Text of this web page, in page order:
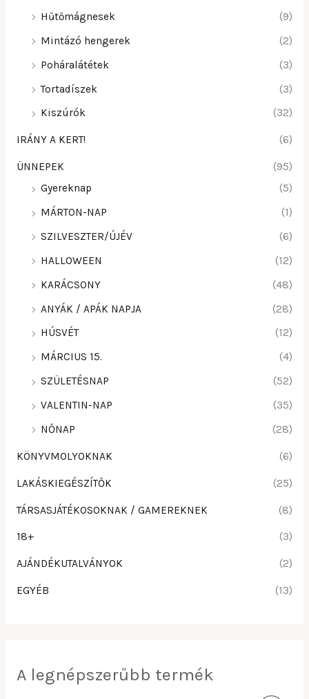
Hűtőmágnesek
(9)
Mintázó hengerek
(2)
Poháralátétek
(3)
Tortadíszek
(3)
Kiszúrók
(32)
IRÁNY A KERT! (6)
ÜNNEPEK
(95)
Gyereknap
(5)
MÁRTON-NAP
(1)
SZILVESZTER/ÚJÉV
(6)
HALLOWEEN
(12)
KARÁCSONY
(48)
ANYÁK / APÁK NAPJA
(28)
HÚSVÉT
(12)
MÁRCIUS 15.
(4)
SZÜLETÉSNAP
(52)
VALENTIN-NAP
(35)
NŐNAP
(28)
KÖNYVMOLYOKNAK (6)
LAKÁSKIEGÉSZÍTŐK (25)
TÁRSASJÁTÉKOSOKNAK / GAMEREKNEK (8)
18+ (3)
AJÁNDÉKUTALVÁNYOK (2)
EGYÉB (13)
A legnépszerűbb termék